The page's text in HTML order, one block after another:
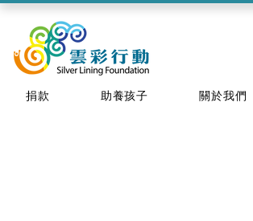
捐款 助養孩子 關於我們